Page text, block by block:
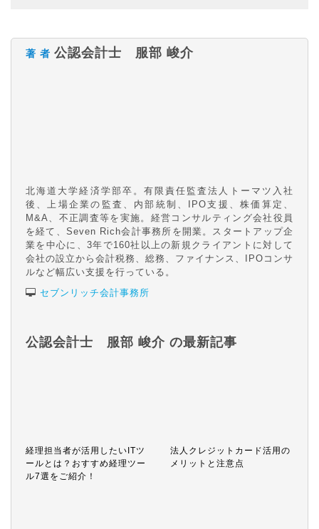
著 者 公認会計士 服部 峻介
北海道大学経済学部卒。有限責任監査法人トーマツ入社
後、上場企業の監査、内部統制、IPO支援、株価算定、
M&A、不正調査等を実施。経営コンサルティング会社役員
を経て、Seven Rich会計事務所を開業。スタートアップ企
業を中心に、3年で160社以上の新規クライアントに対して
会社の設立から会計税務、総務、ファイナンス、IPOコンサ
ルなど幅広い支援を行っている。
セブンリッチ会計事務所
公認会計士 服部 峻介 の最新記事
経理担当者が活用したいITツ
ールとは？おすすめ経理ツー
ル7選をご紹介！
法人クレジットカード活用の
メリットと注意点